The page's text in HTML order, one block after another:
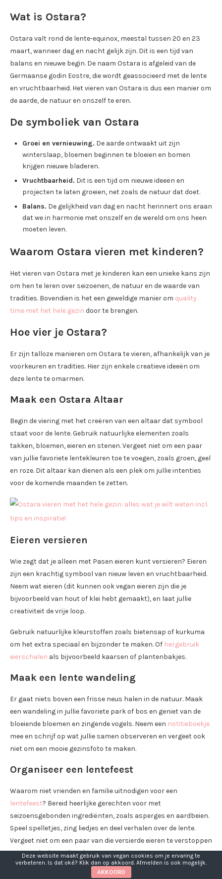
Wat is Ostara?
Ostara valt rond de lente-equinox, meestal tussen 20 en 23
maart, wanneer dag en nacht gelijk zijn. Dit is een tijd van
balans en nieuwe begin. De naam Ostara is afgeleid van de
Germaanse godin Eostre, die wordt geassocieerd met de lente
en vruchtbaarheid. Het vieren van Ostara is dus een manier om
de aarde, de natuur en onszelf te eren.
De symboliek van Ostara
Groei en vernieuwing. De aarde ontwaakt uit zijn
winterslaap, bloemen beginnen te bloeien en bomen
krijgen nieuwe bladeren.
Vruchtbaarheid. Dit is een tijd om nieuwe ideeën en
projecten te laten groeien, net zoals de natuur dat doet.
Balans. De gelijkheid van dag en nacht herinnert ons eraan
dat we in harmonie met onszelf en de wereld om ons heen
moeten leven.
Waarom Ostara vieren met kinderen?
Het vieren van Ostara met je kinderen kan een unieke kans zijn
om hen te leren over seizoenen, de natuur en de waarde van
tradities. Bovendien is het een geweldige manier om quality
time met het hele gezin door te brengen.
Hoe vier je Ostara?
Er zijn talloze manieren om Ostara te vieren, afhankelijk van je
voorkeuren en tradities. Hier zijn enkele creatieve ideeën om
deze lente te omarmen.
Maak een Ostara Altaar
Begin de viering met het creëren van een altaar dat symbool
staat voor de lente. Gebruik natuurlijke elementen zoals
takken, bloemen, eieren en stenen. Vergeet niet om een paar
van jullie favoriete lentekleuren toe te voegen, zoals groen, geel
en roze. Dit altaar kan dienen als een plek om jullie intenties
voor de komende maanden te zetten.
Eieren versieren
Wie zegt dat je alleen met Pasen eieren kunt versieren? Eieren
zijn een krachtig symbool van nieuw leven en vruchtbaarheid.
Neem wat eieren (dit kunnen ook vegan eieren zijn die je
bijvoorbeeld van hout of klei hebt gemaakt), en laat jullie
creativiteit de vrije loop.
Gebruik natuurlijke kleurstoffen zoals bietensap of kurkuma
om het extra speciaal en bijzonder te maken. Of hergebruik
eierschalen als bijvoorbeeld kaarsen of plantenbakjes.
Maak een lente wandeling
Er gaat niets boven een frisse neus halen in de natuur. Maak
een wandeling in jullie favoriete park of bos en geniet van de
bloeiende bloemen en zingende vogels. Neem een notitieboekje
mee en schrijf op wat jullie samen observeren en vergeet ook
niet om een mooie gezinsfoto te maken.
Organiseer een lentefeest
Waarom niet vrienden en familie uitnodigen voor een
lentefeest? Bereid heerlijke gerechten voor met
seizoensgebonden ingrediënten, zoals asperges en aardbeien.
Speel spelletjes, zing liedjes en deel verhalen over de lente.
Vergeet niet om een paar van die versierde eieren te verstoppen
voor een leuke zoektocht!
Deze website maakt gebruik van vegan cookies om je ervaring te
verbeteren. Is dat oké? Klik dan op akkoord. Afmelden is ook mogelijk.
AKKOORD